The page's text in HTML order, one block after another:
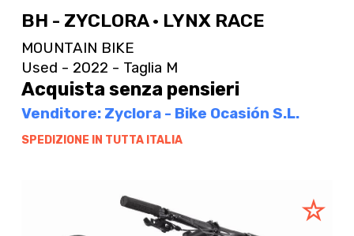
BH - ZYCLORA · LYNX RACE
MOUNTAIN BIKE
Used - 2022 - Taglia M
Acquista senza pensieri
Venditore: Zyclora - Bike Ocasión S.L.
SPEDIZIONE IN TUTTA ITALIA